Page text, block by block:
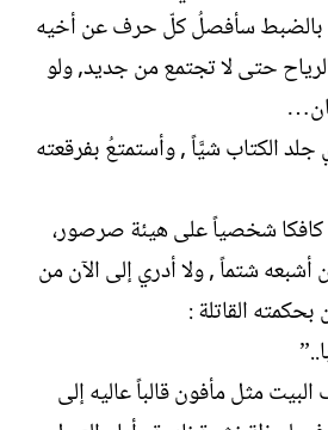
بالضبط سأفصلُ كلّ حرف عن أخيه
حتى لا تجتمع من جديد, ولو
الكتاب شيَّاً , وأستمتعُ بفرقعته
كافكا شخصياً على هيئة صرصور،
شتماً , ولا أدري إلى الآن من
بحكمته القاتلة :
مثل مأفون قالباً عاليه إلى